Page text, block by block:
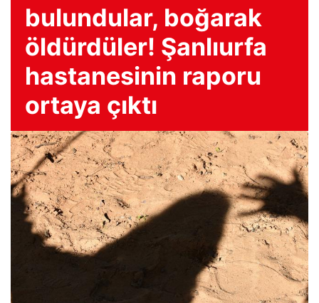
bulundular, boğarak
öldürdüler! Şanlıurfa
hastanesinin raporu
ortaya çıktı